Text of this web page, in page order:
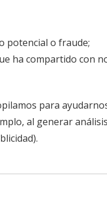
potencial o fraude;
ha compartido
para
al generar